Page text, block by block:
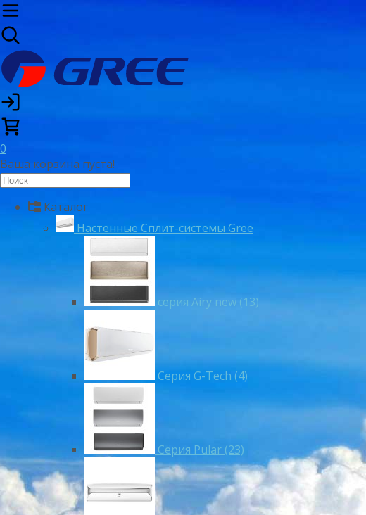
0
Ваша корзина пуста!
Каталог
Настенные Сплит-системы Gree
серия Airy new (13)
Серия G-Tech (4)
Серия Pular (23)